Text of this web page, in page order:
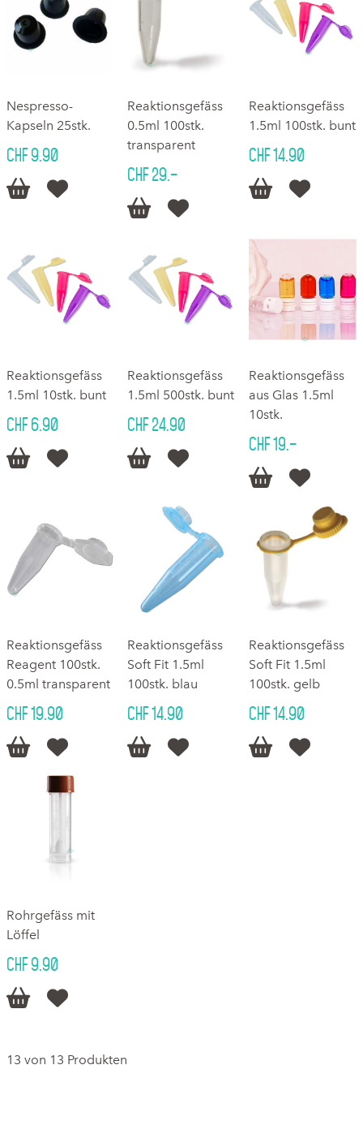
Nespresso-
Kapseln 25stk.
CHF 9.90
 
Reaktionsgefäss
0.5ml 100stk.
transparent
CHF 29.–
 
Reaktionsgefäss
1.5ml 100stk. bunt
CHF 14.90
 
Reaktionsgefäss
1.5ml 10stk. bunt
CHF 6.90
 
Reaktionsgefäss
1.5ml 500stk. bunt
CHF 24.90
 
Reaktionsgefäss
aus Glas 1.5ml
10stk.
CHF 19.–
 
Reaktionsgefäss
Reagent 100stk.
0.5ml transparent
CHF 19.90
 
Reaktionsgefäss
Soft Fit 1.5ml
100stk. blau
CHF 14.90
 
Reaktionsgefäss
Soft Fit 1.5ml
100stk. gelb
CHF 14.90
 
Rohrgefäss mit
Löffel
CHF 9.90
 
13 von 13 Produkten